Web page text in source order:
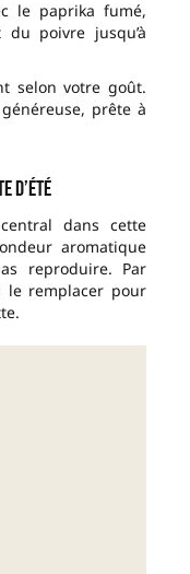
le paprika fumé,
poivre jusqu’à
selon votre goût.
prête à
d’été
dans cette
aromatique
reproduire. Par
le remplacer pour